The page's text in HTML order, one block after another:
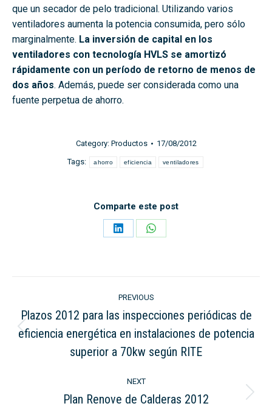
que un secador de pelo tradicional. Utilizando varios
ventiladores aumenta la potencia consumida, pero sólo
marginalmente. La inversión de capital en los
ventiladores con tecnología HVLS se amortizó
rápidamente con un período de retorno de menos de
dos años. Además, puede ser considerada como una
fuente perpetua de ahorro.
Category: Productos 17/08/2012
Tags: ahorro eficiencia ventiladores
Comparte este post
Share
Share
navigation
PREVIOUS
Previous
post:
Plazos 2012 para las inspecciones periódicas de
eficiencia energética en instalaciones de potencia
superior a 70kw según RITE
NEXT
Next
Plan Renove de Calderas 2012